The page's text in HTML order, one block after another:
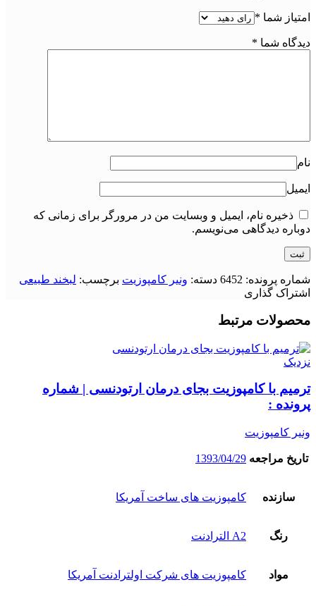
امتیاز شما *
دیدگاه شما *
نام
ایمیل
ذخیره نام، ایمیل و وبسایت من در مرورگر برای زمانی که
دوباره دیدگاهی می‌نویسم.
شماره پرونده: 6452 دسته: ونیر کامپوزیت برچسب: لبخند طبیعی
اشتراک گذاری
محصولات مرتبط
نزدیک
ترمیم با کامپوزیت بجای درمان ارتودنسی | شماره
پرونده :
ونیر کامپوزیت
تاریخ مراجعه 1393/04/29
سازنده کامپوزیت های ساخت آمریکا
رنگ A2 الترادنت
مواد کامپوزیت های شرکت اولترادنت آمریکا